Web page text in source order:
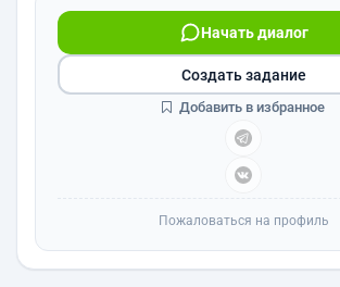
Начать диалог
Создать задание
Добавить в избранное
Пожаловаться на профиль